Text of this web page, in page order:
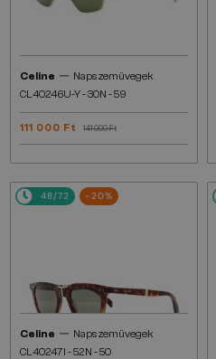
Celine — Napszemüvegek
CL40246U-Y - 30N - 59
111 000 Ft 141 000 Ft
48/72 -20%
Celine — Napszemüvegek
CL40247I - 52N - 50